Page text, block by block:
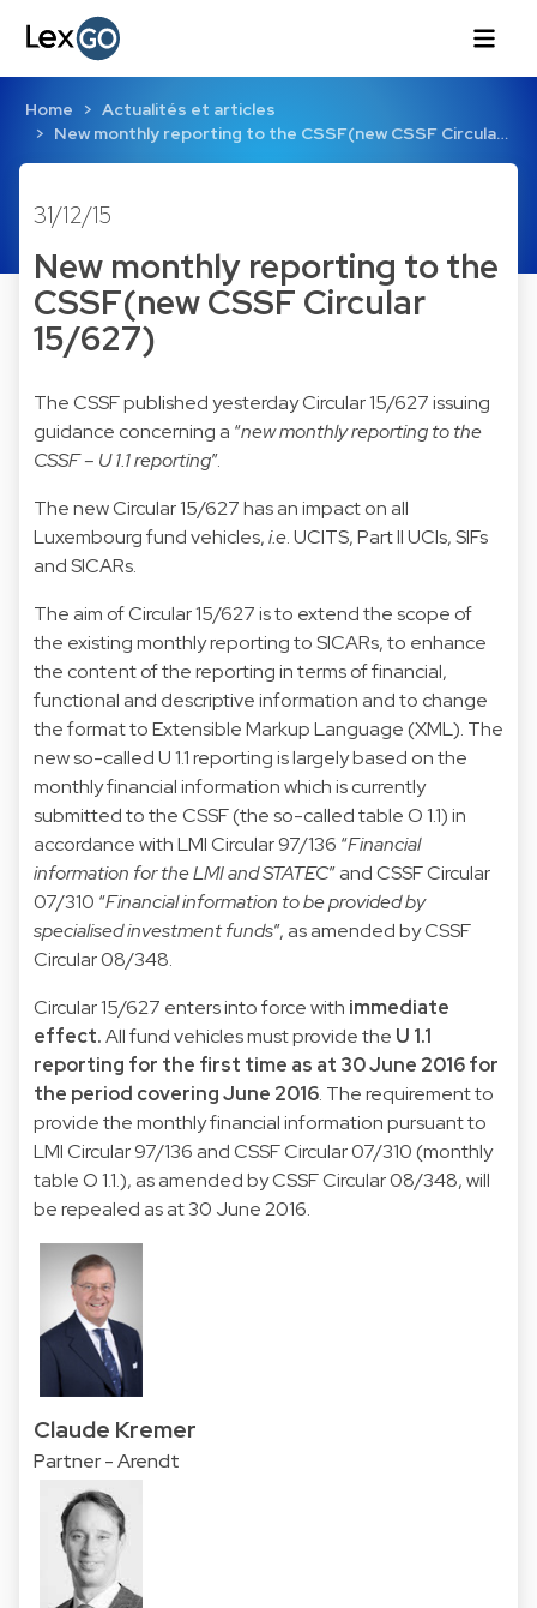
Home
Actualités et articles
New monthly reporting to the CSSF(new CSSF Circula…
31/12/15
New monthly reporting to the
CSSF(new CSSF Circular
15/627)
The CSSF published yesterday Circular 15/627 issuing
guidance concerning a “new monthly reporting to the
CSSF – U 1.1 reporting”.
The new Circular 15/627 has an impact on all
Luxembourg fund vehicles,i.e. UCITS, Part II UCIs, SIFs
and SICARs.
The aim of Circular 15/627 is to extend the scope of
the existing monthly reporting to SICARs, to enhance
the content of the reporting in terms of financial,
functional and descriptive information and to change
the format to Extensible Markup Language (XML). The
new so-called U 1.1 reporting is largely based on the
monthly financial information which is currently
submitted to the CSSF (the so-called table O 1.1) in
accordance with LMI Circular 97/136 “Financial
information for the LMI and STATEC” and CSSF Circular
07/310 “Financial information to be provided by
specialised investment funds”, as amended by CSSF
Circular 08/348.
Circular 15/627 enters into force with immediate
effect.All fund vehicles must provide the U 1.1
reporting for the first time as at 30 June 2016 for
the period covering June 2016. The requirement to
provide the monthly financial information pursuant to
LMI Circular 97/136 and CSSF Circular 07/310 (monthly
table O 1.1.), as amended by CSSF Circular 08/348, will
be repealed as at 30 June 2016.
Claude Kremer
Partner - Arendt